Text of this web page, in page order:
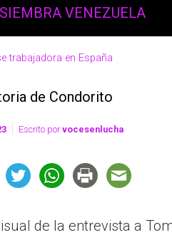
VENEZUELA
trabajadora en España
de Condorito
Escrito porvocesenlucha
de la entrevista a